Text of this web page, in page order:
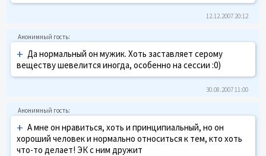
12.12.2007 20:12
+ Да нормальный он мужик. Хоть заставляет серому
веществу шевелится иногда, особенно на сессии :0)
30.08.2007 11:00
+ А мне он нравиться, хоть и принципиальный, но он
хороший человек и нормально относиться к тем, кто хоть
что-то делает! ЭК с ним дружит